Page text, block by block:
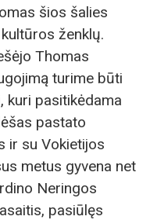
šios šalies
ženklų.
Thomas
turime būti
kuri pasitikėdama
pastato
ir su Vokietijos
metus gyvena net
Neringos
pasiūlęs